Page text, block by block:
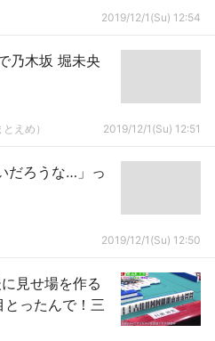
2019/12/1(Su) 12:54
乃木坂 堀未央
えめ） 2019/12/1(Su) 12:51
だろうな…」っ
2019/12/1(Su) 12:50
見せ場を作る
とったんで！三